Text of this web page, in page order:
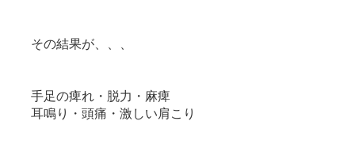
その結果が、、、
手足の痺れ・脱力・麻痺
耳鳴り・頭痛・激しい肩こり